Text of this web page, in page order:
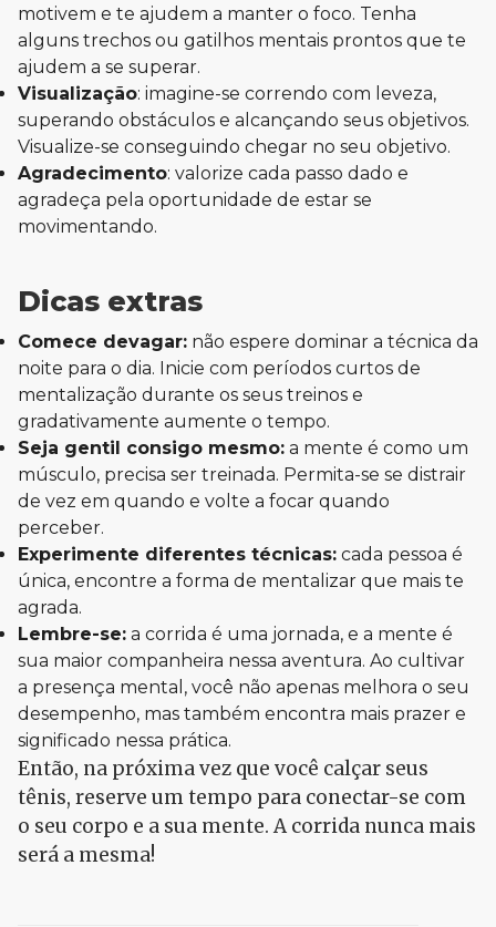
motivem e te ajudem a manter o foco. Tenha
alguns trechos ou gatilhos mentais prontos que te
ajudem a se superar.
Visualização: imagine-se correndo com leveza,
superando obstáculos e alcançando seus objetivos.
Visualize-se conseguindo chegar no seu objetivo.
Agradecimento: valorize cada passo dado e
agradeça pela oportunidade de estar se
movimentando.
Dicas extras
Comece devagar: não espere dominar a técnica da
noite para o dia. Inicie com períodos curtos de
mentalização durante os seus treinos e
gradativamente aumente o tempo.
Seja gentil consigo mesmo: a mente é como um
músculo, precisa ser treinada. Permita-se se distrair
de vez em quando e volte a focar quando
perceber.
Experimente diferentes técnicas: cada pessoa é
única, encontre a forma de mentalizar que mais te
agrada.
Lembre-se: a corrida é uma jornada, e a mente é
sua maior companheira nessa aventura. Ao cultivar
a presença mental, você não apenas melhora o seu
desempenho, mas também encontra mais prazer e
significado nessa prática.
Então, na próxima vez que você calçar seus
tênis, reserve um tempo para conectar-se com
o seu corpo e a sua mente. A corrida nunca mais
será a mesma!